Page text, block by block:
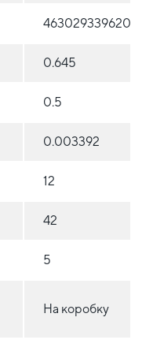
4630293396205
0.645
0.5
0.003392
12
42
5
На коробку